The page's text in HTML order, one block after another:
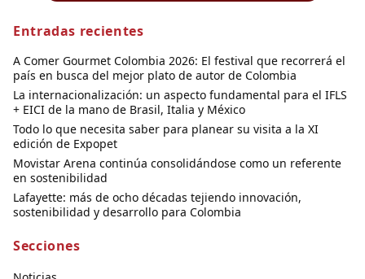
Entradas recientes
A Comer Gourmet Colombia 2026: El festival que recorrerá el
país en busca del mejor plato de autor de Colombia
La internacionalización: un aspecto fundamental para el IFLS
+ EICI de la mano de Brasil, Italia y México
Todo lo que necesita saber para planear su visita a la XI
edición de Expopet
Movistar Arena continúa consolidándose como un referente
en sostenibilidad
Lafayette: más de ocho décadas tejiendo innovación,
sostenibilidad y desarrollo para Colombia
Secciones